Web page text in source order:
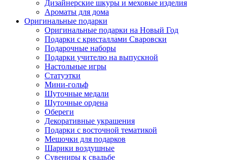
Дизайнерские шкуры и меховые изделия
Ароматы для дома
Оригинальные подарки
Оригинальные подарки на Новый Год
Подарки с кристаллами Сваровски
Подарочные наборы
Подарки учителю на выпускной
Настольные игры
Статуэтки
Мини-гольф
Шуточные медали
Шуточные ордена
Обереги
Декоративные украшения
Подарки с восточной тематикой
Мешочки для подарков
Шарики воздушные
Сувениры к свадьбе